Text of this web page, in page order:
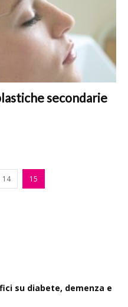
secondarie
14 15
su diabete, demenza e